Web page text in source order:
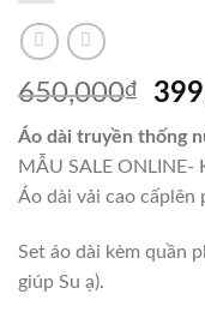
650,000₫
Giá
gốc
là:
Áo dài truyền thống
MẪU SALE ONLINE-
Áo dài vải cao cấplên
Set áo dài kèm quần
giúp Su ạ).